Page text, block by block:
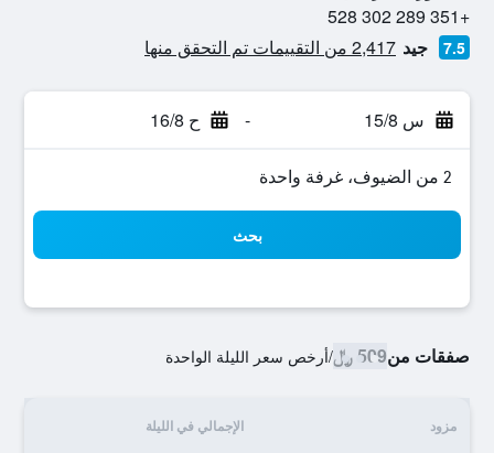
+351 289 302 528
7.5 جيد 2,417 من التقييمات تم التحقق منها
س 15/8 - ح 16/8
2 من الضيوف، غرفة واحدة
بحث
صفقات من509 ﷼ /أرخص سعر الليلة الواحدة
مزود الإجمالي في الليلة